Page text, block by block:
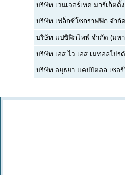
บริษัท เวนเจอร์เทค มาร์เก็ตติ้
บริษัท เฟล็กซ์โซกราฟฟิก จำกัด
บริษัท แปซิฟิกไพพ์ จำกัด (มห
บริษัท เอส.ไว.เอส.เมทอลโปร
บริษัท อยุธยา แคปปิตอล เซอร์